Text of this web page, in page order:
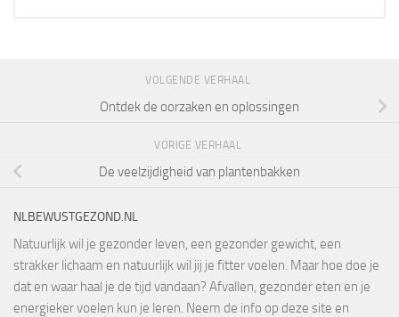
VOLGENDE VERHAAL
Ontdek de oorzaken en oplossingen
VORIGE VERHAAL
De veelzijdigheid van plantenbakken
NLBEWUSTGEZOND.NL
Natuurlijk wil je gezonder leven, een gezonder gewicht, een
strakker lichaam en natuurlijk wil jij je fitter voelen. Maar hoe doe je
dat en waar haal je de tijd vandaan? Afvallen, gezonder eten en je
energieker voelen kun je leren. Neem de info op deze site en